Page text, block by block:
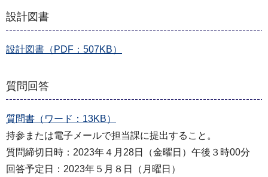
設計図書
設計図書（PDF：507KB）
質問回答
質問書（ワード：13KB）
持参または電子メールで担当課に提出すること。
質問締切日時：2023年４月28日（金曜日）午後３時00分
回答予定日：2023年５月８日（月曜日）